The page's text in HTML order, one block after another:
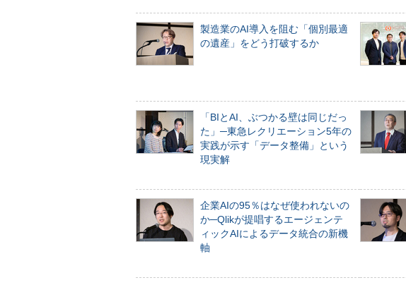
製造業のAI導入を阻む「個別最適
の遺産」をどう打破するか
「BIとAI、ぶつかる壁は同じだっ
た」─東急レクリエーション5年の
実践が示す「データ整備」という
現実解
企業AIの95％はなぜ使われないの
か─Qlikが提唱するエージェンテ
ィックAIによるデータ統合の新機
軸